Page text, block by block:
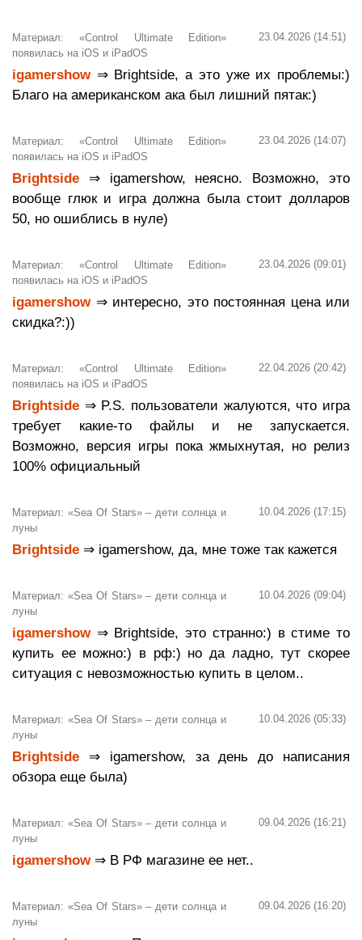
23.04.2026 (14:51)
Материал: «Control Ultimate Edition»
появилась на iOS и iPadOS
igamershow⇒ Brightside, а это уже их проблемы:)
Благо на американском ака был лишний пятак:)
23.04.2026 (14:07)
Материал: «Control Ultimate Edition»
появилась на iOS и iPadOS
Brightside ⇒ igamershow, неясно. Возможно, это
вообще глюк и игра должна была стоит долларов
50, но ошиблись в нуле)
23.04.2026 (09:01)
Материал: «Control Ultimate Edition»
появилась на iOS и iPadOS
igamershow⇒ интересно, это постоянная цена или
скидка?:))
22.04.2026 (20:42)
Материал: «Control Ultimate Edition»
появилась на iOS и iPadOS
Brightside ⇒ P.S. пользователи жалуются, что игра
требует какие-то файлы и не запускается.
Возможно, версия игры пока жмыхнутая, но релиз
100% официальный
10.04.2026 (17:15)
Материал: «Sea Of Stars» – дети солнца и
луны
Brightside ⇒ igamershow, да, мне тоже так кажется
10.04.2026 (09:04)
Материал: «Sea Of Stars» – дети солнца и
луны
igamershow⇒ Brightside, это странно:) в стиме то
купить ее можно:) в рф:) но да ладно, тут скорее
ситуация с невозможностью купить в целом..
10.04.2026 (05:33)
Материал: «Sea Of Stars» – дети солнца и
луны
Brightside ⇒ igamershow, за день до написания
обзора еще была)
09.04.2026 (16:21)
Материал: «Sea Of Stars» – дети солнца и
луны
igamershow⇒ В РФ магазине ее нет..
09.04.2026 (16:20)
Материал: «Sea Of Stars» – дети солнца и
луны